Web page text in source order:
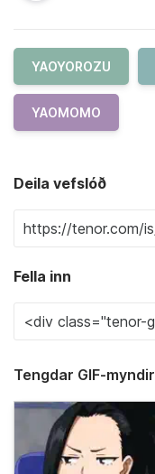
YAOYOROZU
YAOMOMO
Deila vefslóð
Fella inn
Tengdar GIF-myndir